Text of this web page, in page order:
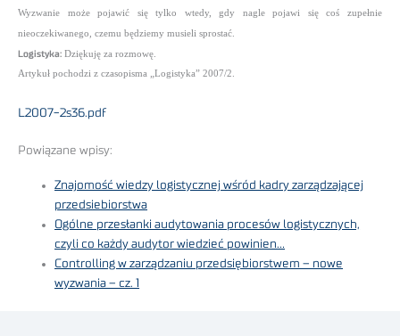
Wyzwanie może pojawić się tylko wtedy, gdy nagle pojawi się coś zupełnie
nieoczekiwanego, czemu będziemy musieli sprostać.
Logistyka: Dziękuję za rozmowę.
Artykuł pochodzi z czasopisma „Logistyka” 2007/2.
L2007-2s36.pdf
Powiązane wpisy:
Znajomość wiedzy logistycznej wśród kadry zarządzającej
przedsiebiorstwa
Ogólne przesłanki audytowania procesów logistycznych,
czyli co każdy audytor wiedzieć powinien…
Controlling w zarządzaniu przedsiębiorstwem – nowe
wyzwania – cz. 1